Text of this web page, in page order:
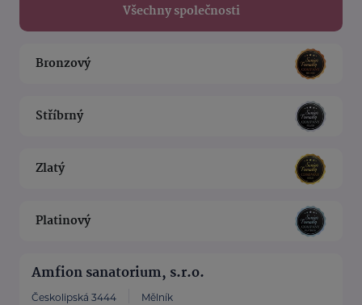
Všechny společnosti
Bronzový
Stříbrný
Zlatý
Platinový
Amfion sanatorium, s.r.o.
Českolipská 3444 Mělník